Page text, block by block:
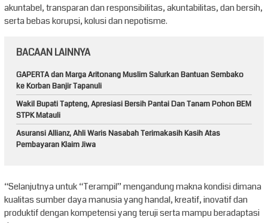
akuntabel, transparan dan responsibilitas, akuntabilitas, dan bersih,
serta bebas korupsi, kolusi dan nepotisme.
BACAAN LAINNYA
GAPERTA dan Marga Aritonang Muslim Salurkan Bantuan Sembako
ke Korban Banjir Tapanuli
Wakil Bupati Tapteng, Apresiasi Bersih Pantai Dan Tanam Pohon BEM
STPK Matauli
Asuransi Allianz, Ahli Waris Nasabah Terimakasih Kasih Atas
Pembayaran Klaim Jiwa
“Selanjutnya untuk “Terampil” mengandung makna kondisi dimana
kualitas sumber daya manusia yang handal, kreatif, inovatif dan
produktif dengan kompetensi yang teruji serta mampu beradaptasi